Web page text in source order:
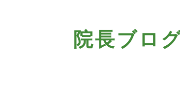
院長ブロ